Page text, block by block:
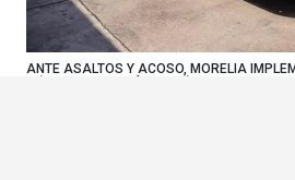
ANTE ASALTOS Y ACOSO, MORELIA